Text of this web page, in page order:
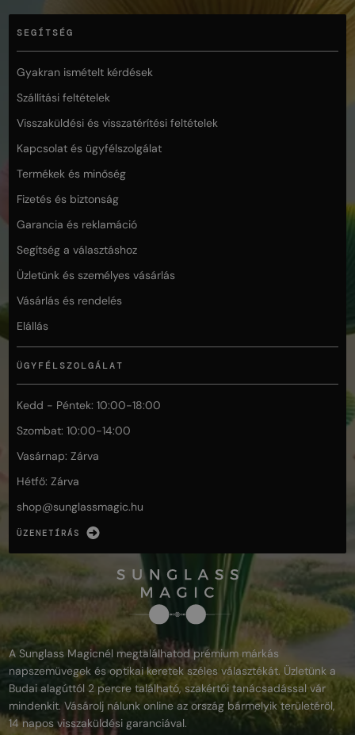
SEGÍTSÉG
Gyakran ismételt kérdések
Szállítási feltételek
Visszaküldési és visszatérítési feltételek
Kapcsolat és ügyfélszolgálat
Termékek és minőség
Fizetés és biztonság
Garancia és reklamáció
Segítség a választáshoz
Üzletünk és személyes vásárlás
Vásárlás és rendelés
Elállás
ÜGYFÉLSZOLGÁLAT
Kedd - Péntek: 10:00-18:00
Szombat: 10:00-14:00
Vasárnap: Zárva
Hétfő: Zárva
shop@sunglassmagic.hu
ÜZENETÍRÁS
A Sunglass Magicnél megtalálhatod prémium márkás
napszemüvegek és optikai keretek széles választékát. Üzletünk a
Budai alagúttól 2 percre található, szakértői tanácsadással vár
mindenkit. Vásárolj nálunk online az ország bármelyik területéről,
14 napos visszaküldési garanciával.